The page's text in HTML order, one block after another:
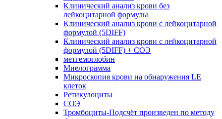
Клинический анализ крови без
лейкоцитарной формулы
Клинический анализ крови с лейкоцитарной
формулой (5DIFF)
Клинический анализ крови с лейкоцитарной
формулой (5DIFF) + СОЭ
метгемоглобин
Миелограмма
Микроскопия крови на обнаружения LE
клеток
Ретикулоциты
СОЭ
Тромбоциты-Подсчёт произведен по методу